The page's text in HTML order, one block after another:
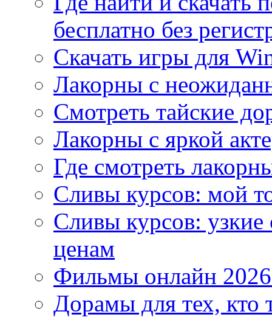
бесплатно без
Скачать игры для
Лакорны с
Смотреть тайские
Лакорны с яркой
Где смотреть
Сливы курсов: мой
Сливы курсов:
ценам
Фильмы онлайн
Дорамы для тех, кто